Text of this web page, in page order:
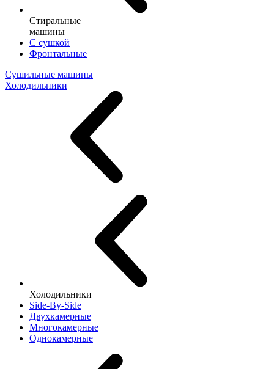
Стиральные
машины
С сушкой
Фронтальные
Сушильные машины
Холодильники
Холодильники
Side-By-Side
Двухкамерные
Многокамерные
Однокамерные